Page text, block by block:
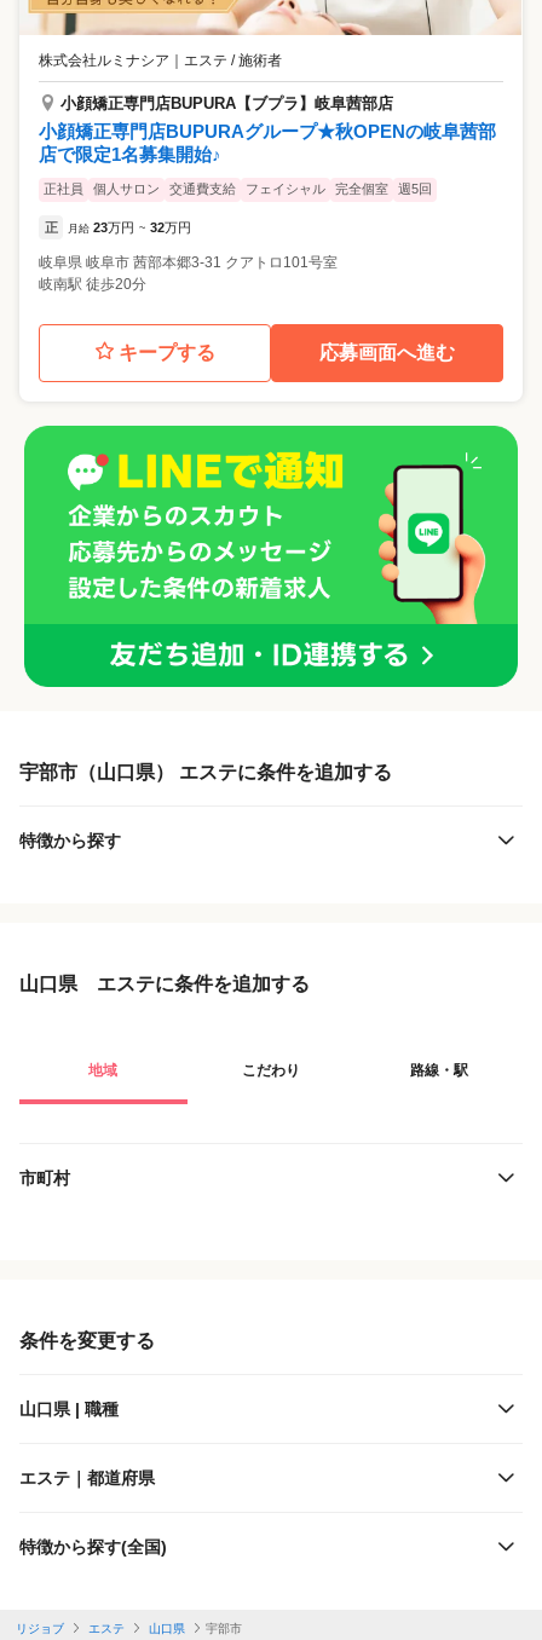
株式会社ルミナシア ｜ エステ / 施術者
小顔矯正専門店BUPURA【ブプラ】岐阜茜部店
小顔矯正専門店BUPURAグループ★秋OPENの岐阜茜部
店で限定1名募集開始♪
正社員 個人サロン 交通費支給 フェイシャル 完全個室 週5回
正 月給 23万円 ~ 32万円
岐阜県 岐阜市 茜部本郷3-31 クアトロ101号室
岐南駅 徒歩20分
キープする 応募画面へ進む
宇部市（山口県） エステに条件を追加する
特徴から探す
山口県 エステに条件を追加する
地域 こだわり 路線・駅
市町村
条件を変更する
山口県 | 職種
エステ｜都道府県
特徴から探す(全国)
リジョブ エステ 山口県 宇部市